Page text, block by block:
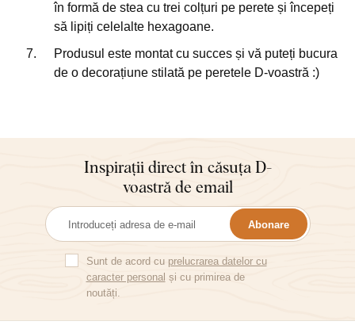
în formă de stea cu trei colțuri pe perete și începeți
să lipiți celelalte hexagoane.
Produsul este montat cu succes și vă puteți bucura
de o decorațiune stilată pe peretele D-voastră :)
Inspirații direct în căsuța D-
voastră de email
Abonare
Sunt de acord cu prelucrarea datelor cu
caracter personal și cu primirea de
noutăți.